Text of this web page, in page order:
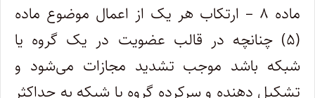
ماده ۸ – ارتکاب هر یک از اعمال موضوع ماده
(۵) چنانچه در قالب عضویت در یک گروه یا
شبکه باشد موجب تشدید مجازات می‌شود و
تشکیل دهنده و سرکرده گروه یا شبکه به حداکثر